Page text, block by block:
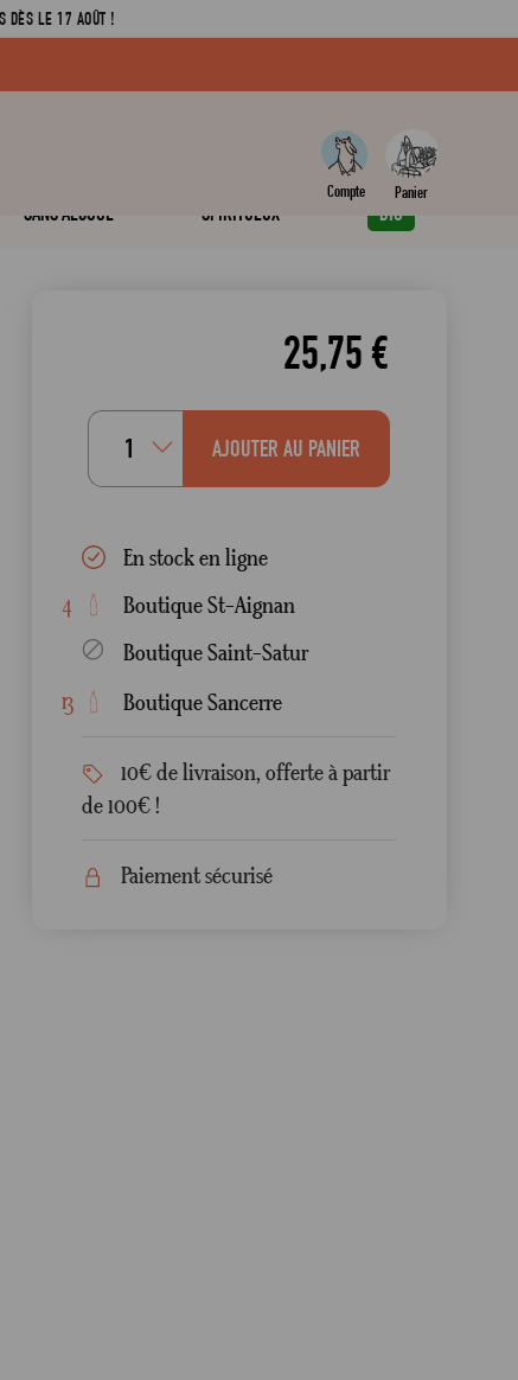
DÈS LE 17 AOÛT !
SANS ALCOOL SPIRITUEUX BIO
25,75 €
AJOUTER AU PANIER
En stock en ligne
4
Boutique St-Aignan
Boutique Saint-Satur
13 Boutique Sancerre
10€ de livraison, offerte à partir
de 100€ !
Paiement sécurisé